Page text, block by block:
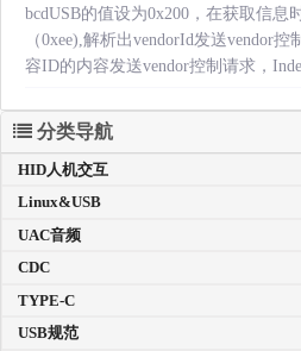
bcdUSB的值设为0x200，在获取信息
（0xee),解析出vendorId发送vendor
容ID的内容发送vendor控制请求，
分类导航
HID人机交互
Linux&USB
UAC音频
CDC
TYPE-C
USB规范